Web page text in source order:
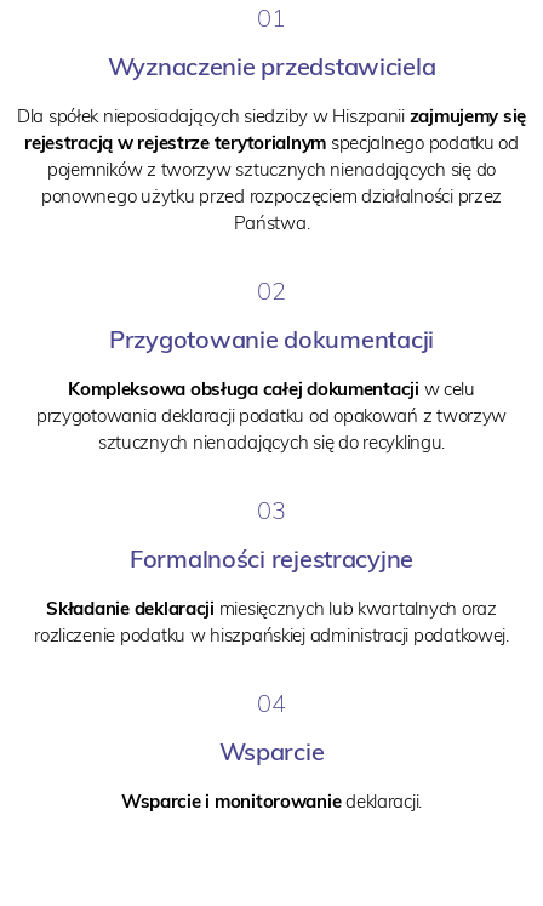
01
Wyznaczenie przedstawiciela
Dla spółek nieposiadających siedziby w Hiszpanii zajmujemy się
rejestracją w rejestrze terytorialnym specjalnego podatku od
pojemników z tworzyw sztucznych nienadających się do
ponownego użytku przed rozpoczęciem działalności przez
Państwa.
02
Przygotowanie dokumentacji
Kompleksowa obsługa całej dokumentacji w celu
przygotowania deklaracji podatku od opakowań z tworzyw
sztucznych nienadających się do recyklingu.
03
Formalności rejestracyjne
Składanie deklaracji miesięcznych lub kwartalnych oraz
rozliczenie podatku w hiszpańskiej administracji podatkowej.
04
Wsparcie
Wsparcie i monitorowaniedeklaracji.